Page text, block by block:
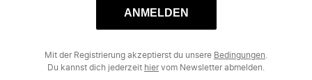
ANMELDEN
Mit der Registrierung akzeptierst du unsere Bedingungen
Du kannst dich jederzeit hiervom Newsletter abmelden.